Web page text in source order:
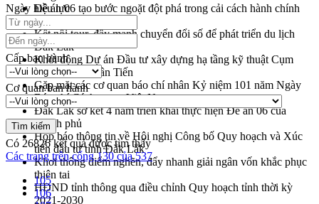
Đề án 06 tạo bước ngoặt đột phá trong cải cách hành chính
tỉnh Đắk Lắk
Kết nối tour, đẩy mạnh chuyển đổi số để phát triển du lịch
Đắk Lắk
Khởi động Dự án Đầu tư xây dựng hạ tầng kỹ thuật Cụm
công nghiệp Tân Tiến
Gặp mặt các cơ quan báo chí nhân Kỷ niệm 101 năm Ngày
Báo chí Cách mạng Việt Nam
Đắk Lắk sơ kết 4 năm triển khai thực hiện Đề án 06 của
Chính phủ
Họp báo thông tin về Hội nghị Công bố Quy hoạch và Xúc
tiến đầu tư tỉnh Đắk Lắk
Khơi thông điểm nghẽn, đẩy nhanh giải ngân vốn khắc phục
thiên tai
HĐND tỉnh thông qua điều chỉnh Quy hoạch tỉnh thời kỳ
2021-2030
Ngày hiệu lực
Cấp ban hành
Cơ quan ban hành
Có 26826kết quả được tìm thấy
Các trang trên cổng 130 của 537
105
106